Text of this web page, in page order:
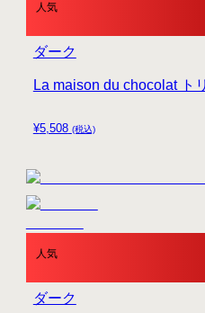
人気
¥5,508 (税込)
La maison du chocolat ト
ダーク
人気
ダーク